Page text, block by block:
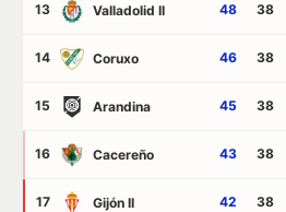
13 Valladolid II 48 38
14 Coruxo 46 38
15 Arandina 45 38
16 Cacereño 43 38
17 Gijón II 42 38